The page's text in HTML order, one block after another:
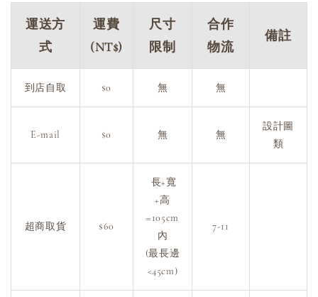
運送方
式
運費
(NT$)
尺寸
限制
合作
物流
備註
到店自取 $0 無 無
E-mail $0 無 無
設計圖
類
超商取貨 $60
長+寬
+高
=105cm
內
(最長邊
<45cm)
7-11